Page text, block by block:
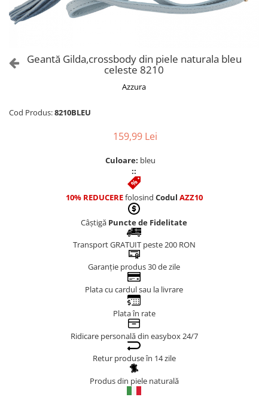
Genti Aurii
Genți Albe
Genți Bleumarin
Geantă Gilda,crossbody din piele naturala bleu
celeste 8210
Azzura
Cod Produs:8210BLEU
159,99 Lei
Culoare: bleu
::
10% REDUCEREfolosind Codul AZZ10
Câștigă Puncte de Fidelitate
Transport GRATUIT peste 200 RON
Garanție produs 30 de zile
Plata cu cardul sau la livrare
Plata în rate
Ridicare personală din easybox 24/7
Retur produse în 14 zile
Produs din piele naturală